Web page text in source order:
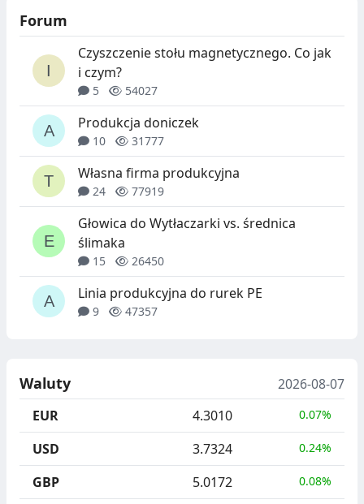
Forum
Czyszczenie stołu magnetycznego. Co jak
i czym?
5 54027
Produkcja doniczek
10 31777
Własna firma produkcyjna
24 77919
Głowica do Wytłaczarki vs. średnica
ślimaka
15 26450
Linia produkcyjna do rurek PE
9 47357
Waluty
2026-08-07
EUR
4.3010 0.07%
USD 3.7324 0.24%
GBP 5.0172 0.08%